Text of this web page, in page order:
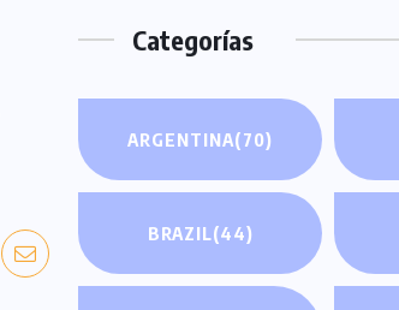
Categorías
ARGENTINA(70)
BRAZIL(44)